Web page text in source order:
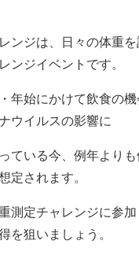
ンジは、日々の体重
ンジイベントです。
年始にかけて飲食の
ウイルスの影響に
ている今、例年より
定されます。
測定チャレンジに参
を狙いましょう。